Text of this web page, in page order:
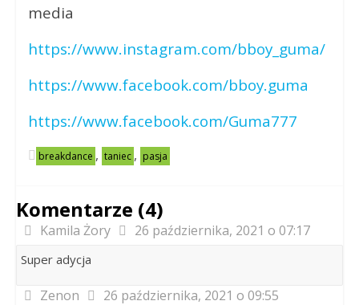
media
https://www.instagram.com/bboy_guma/
https://www.facebook.com/bboy.guma
https://www.facebook.com/Guma777
breakdance , taniec , pasja
Komentarze (4)
Kamila Żory 26 października, 2021 o 07:17
Super adycja
Zenon 26 października, 2021 o 09:55